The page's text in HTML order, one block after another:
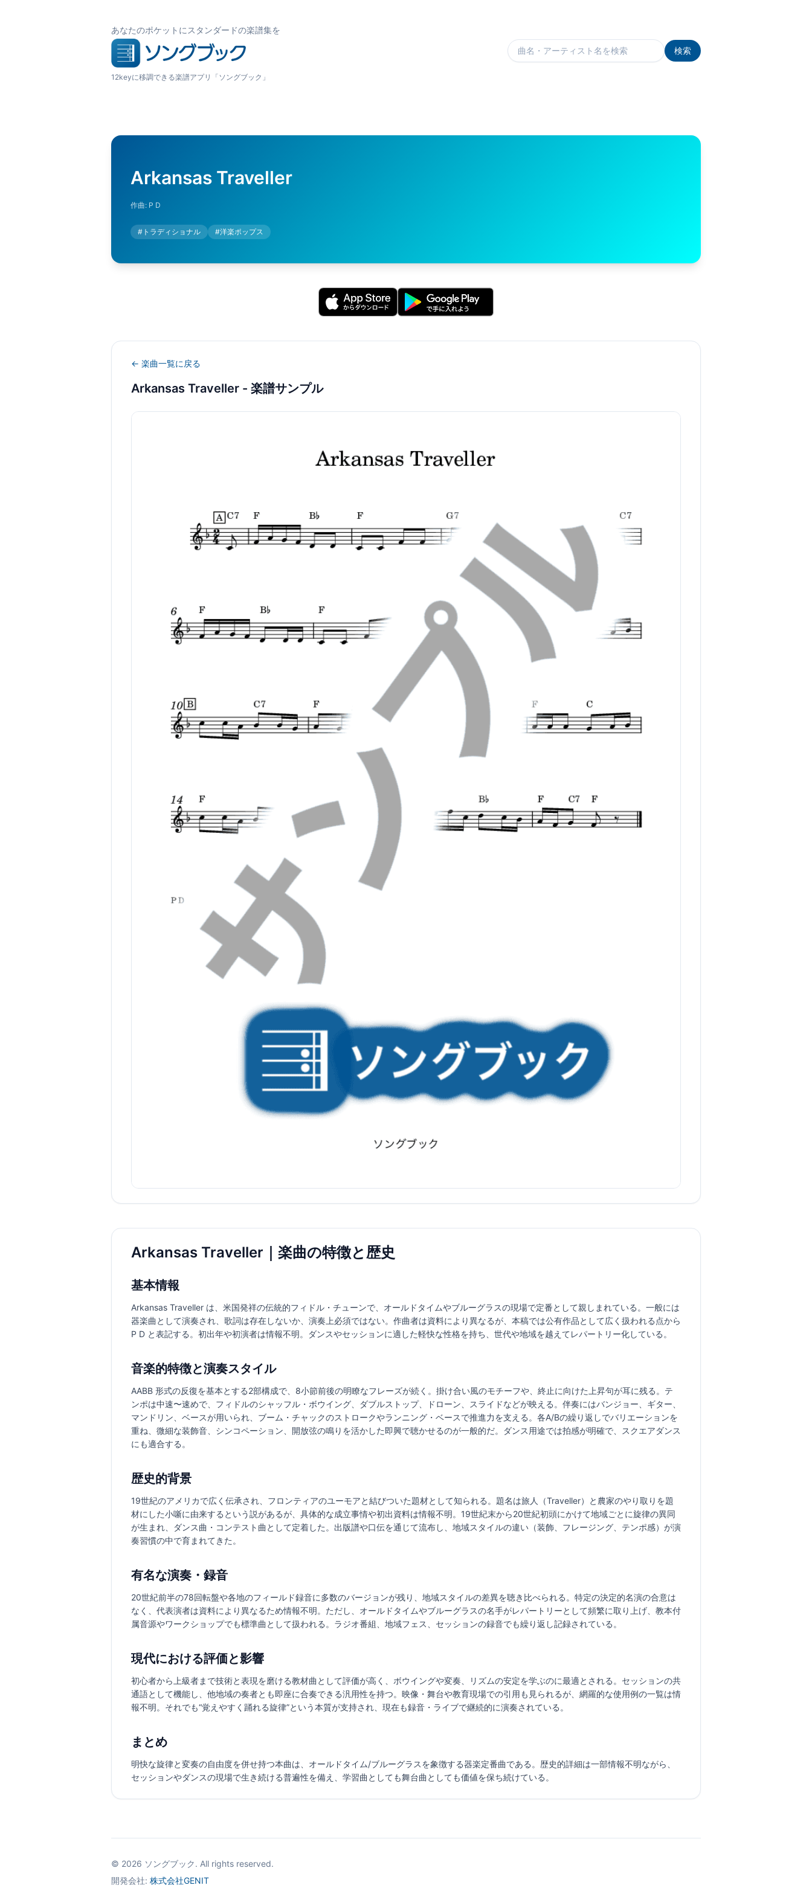
あなたのポケットにスタンダードの楽譜集を
12keyに移調できる楽譜アプリ「ソングブック」
楽曲を検索
検索
Arkansas Traveller
作曲: P D
# トラディショナル #洋楽ポップス
← 楽曲一覧に戻る
Arkansas Traveller - 楽譜サンプル
Arkansas Traveller｜楽曲の特徴と歴史
基本情報
Arkansas Traveller は、米国発祥の伝統的フィドル・チューンで、オールドタイムやブルーグラスの現場で定番として親しまれている。一般には
器楽曲として演奏され、歌詞は存在しないか、演奏上必須ではない。作曲者は資料により異なるが、本稿では公有作品として広く扱われる点から
P D と表記する。初出年や初演者は情報不明。ダンスやセッションに適した軽快な性格を持ち、世代や地域を越えてレパートリー化している。
音楽的特徴と演奏スタイル
AABB 形式の反復を基本とする2部構成で、8小節前後の明瞭なフレーズが続く。掛け合い風のモチーフや、終止に向けた上昇句が耳に残る。テ
ンポは中速〜速めで、フィドルのシャッフル・ボウイング、ダブルストップ、ドローン、スライドなどが映える。伴奏にはバンジョー、ギター、
マンドリン、ベースが用いられ、ブーム・チャックのストロークやランニング・ベースで推進力を支える。各A/Bの繰り返しでバリエーションを
重ね、微細な装飾音、シンコペーション、開放弦の鳴りを活かした即興で聴かせるのが一般的だ。ダンス用途では拍感が明確で、スクエアダンス
にも適合する。
歴史的背景
19世紀のアメリカで広く伝承され、フロンティアのユーモアと結びついた題材として知られる。題名は旅人（Traveller）と農家のやり取りを題
材にした小噺に由来するという説があるが、具体的な成立事情や初出資料は情報不明。19世紀末から20世紀初頭にかけて地域ごとに旋律の異同
が生まれ、ダンス曲・コンテスト曲として定着した。出版譜や口伝を通じて流布し、地域スタイルの違い（装飾、フレージング、テンポ感）が演
奏習慣の中で育まれてきた。
有名な演奏・録音
20世紀前半の78回転盤や各地のフィールド録音に多数のバージョンが残り、地域スタイルの差異を聴き比べられる。特定の決定的名演の合意は
なく、代表演者は資料により異なるため情報不明。ただし、オールドタイムやブルーグラスの名手がレパートリーとして頻繁に取り上げ、教本付
属音源やワークショップでも標準曲として扱われる。ラジオ番組、地域フェス、セッションの録音でも繰り返し記録されている。
現代における評価と影響
初心者から上級者まで技術と表現を磨ける教材曲として評価が高く、ボウイングや変奏、リズムの安定を学ぶのに最適とされる。セッションの共
通語として機能し、他地域の奏者とも即座に合奏できる汎用性を持つ。映像・舞台や教育現場での引用も見られるが、網羅的な使用例の一覧は情
報不明。それでも“覚えやすく踊れる旋律”という本質が支持され、現在も録音・ライブで継続的に演奏されている。
まとめ
明快な旋律と変奏の自由度を併せ持つ本曲は、オールドタイム/ブルーグラスを象徴する器楽定番曲である。歴史的詳細は一部情報不明ながら、
セッションやダンスの現場で生き続ける普遍性を備え、学習曲としても舞台曲としても価値を保ち続けている。
© 2026 ソングブック. All rights reserved.
開発会社: 株式会社GENIT